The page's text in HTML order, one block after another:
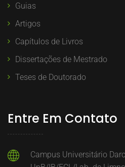
Guias
Artigos
Capítulos de Livros
Dissertações de Mestrado
Teses de Doutorado
Entre Em Contato
Campus Universitário